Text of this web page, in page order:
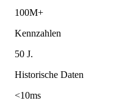
100M+
Kennzahlen
50 J.
Historische Daten
<10ms